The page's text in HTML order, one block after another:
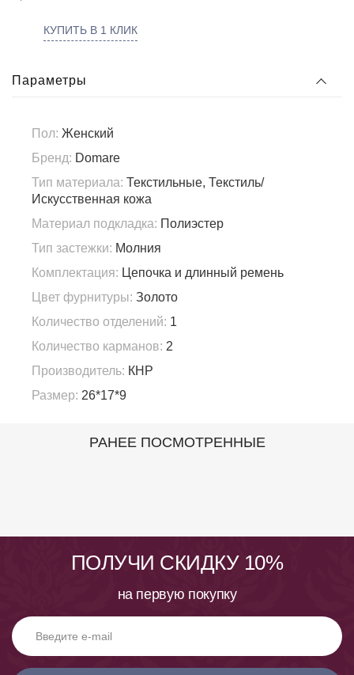
КУПИТЬ В 1 КЛИК
Параметры
Пол: Женский
Бренд: Domare
Тип материала: Текстильные, Текстиль/
Искусственная кожа
Материал подкладка: Полиэстер
Тип застежки: Молния
Комплектация: Цепочка и длинный ремень
Цвет фурнитуры: Золото
Количество отделений: 1
Количество карманов: 2
Производитель: КНР
Размер: 26*17*9
РАНЕЕ ПОСМОТРЕННЫЕ
ПОЛУЧИ СКИДКУ 10%
на первую покупку